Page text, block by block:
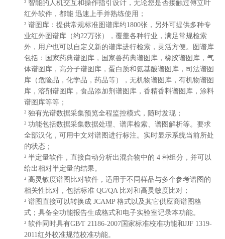
² 智能的人机交互和操作指引设计，无论您是否接触过傅立叶
红外软件，都能 迅速上手并熟练使用；
² 谱图库 ： 提供常规标准图谱库约1800张，另外可提供多种专
业红外图谱库（约22万张），覆盖各种行业，满足常规检索
外，用户也可以自定义新的谱库进行检索，灵活方便。图谱库
包括：国家药典谱图库 ， 国家兽药典谱图库 ， 橡胶谱图库 ， 气
体谱图库 ， 高分子谱图库 ， 蛋白质和氨基酸谱图库 ， 司法谱图
库（危险品，化学品，药品等）
， 无机物谱图库 ， 有机物谱图
库 ， 溶剂谱图库 ， 食品添加剂谱图库 ， 香精香料谱图库 ， 涂料
谱图库等等；
² 独有光谱数据采集预览全程监控模式，随时发现；
² 功能包括数据采集数据处理、谱库检索、谱图解析等。要求
全部汉化，可用中文对谱图进行标注。实时显示系统当前所处
的状态；
² 半定量软件，直接自动分析出混合物中的 4 种组分，并可以
给出相对半定量的结果。
² 高灵敏度谱图比对软件，适用于不同样品与多个参考谱图的
相关性比对，包括标准 QC/QA 比对和高灵敏度比对；
² 谱图直接可以转换成 JCAMP 格式以及其它供应商谱图格
式；具备全功能报告生成格式和电子实验室记录本功能。
² 软件同时具有GB∕T 21186-2007 国家标准校准功能和JJF 1319-
2011 红外校准规范校准功能。